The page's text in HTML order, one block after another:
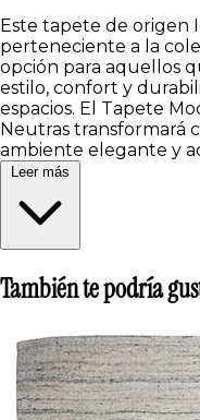
Este tapete de origen
perteneciente a la
opción para aquellos
estilo, confort y
espacios. El Tapete
Neutras transformará
ambiente elegante y
Leer más
También te podría